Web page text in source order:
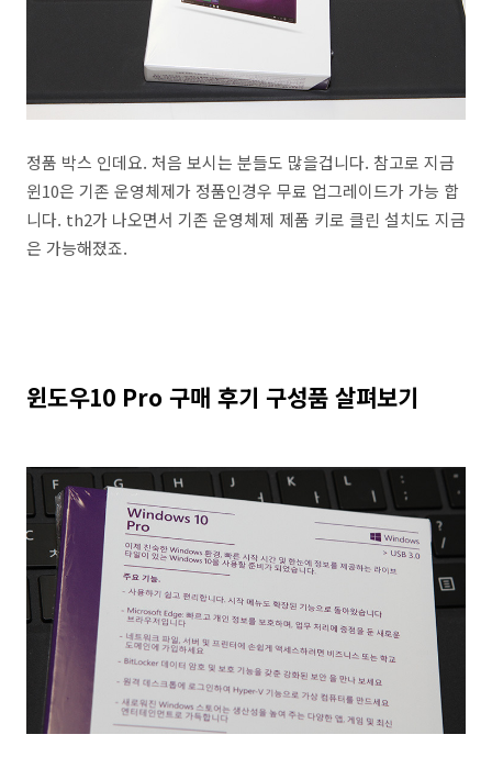
정품 박스 인데요. 처음 보시는 분들도 많을겁니다. 참고로 지금
윈10은 기존 운영체제가 정품인경우 무료 업그레이드가 가능 합
니다. th2가 나오면서 기존 운영체제 제품 키로 클린 설치도 지금
은 가능해졌죠.
윈도우10 Pro 구매 후기 구성품 살펴보기